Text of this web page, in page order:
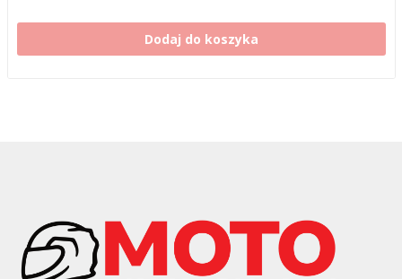
Dodaj do koszyka